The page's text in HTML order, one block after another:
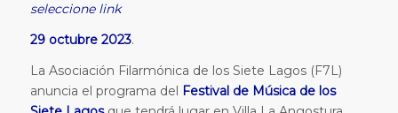
seleccione link
29 octubre 2023.
La Asociación Filarmónica de los Siete Lagos (F7L)
anuncia el programa del Festival de Música de los